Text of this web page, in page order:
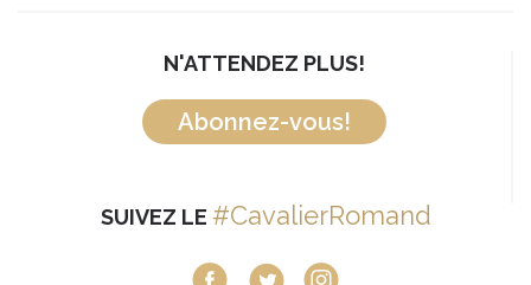
N'ATTENDEZ PLUS!
Abonnez-vous!
SUIVEZ LE #CavalierRomand